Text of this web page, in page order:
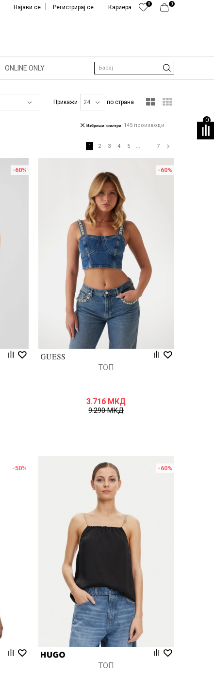
0
0
Кариера
Најави се Регистрирај се
ONLINE ONLY Барај
0
Прикажи по страна
145 производи
Избриши филтри
1 2 3 4 5 ... 7
-60%
Uporedi
-60%
ТОП
3.716 МКД
9.290МКД
-50% -60%
ТОП